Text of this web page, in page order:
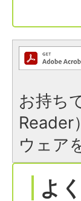
お持ち
Reader
ウェア
よ